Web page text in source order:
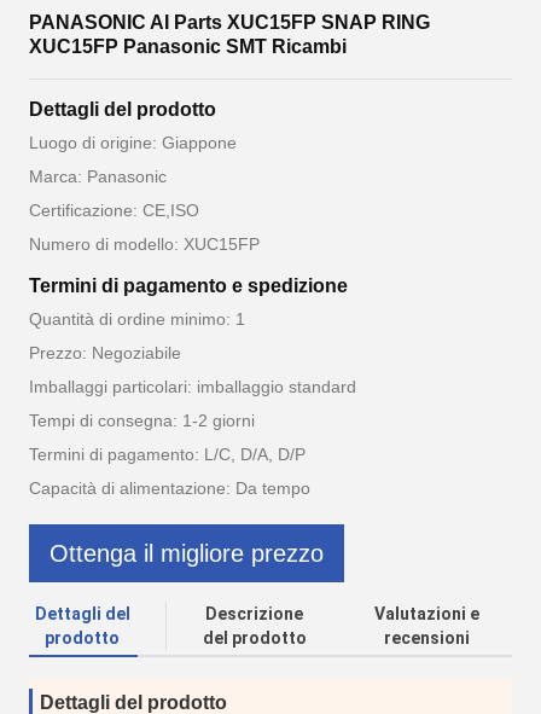
PANASONIC AI Parts XUC15FP SNAP RING
XUC15FP Panasonic SMT Ricambi
Dettagli del prodotto
Luogo di origine: Giappone
Marca: Panasonic
Certificazione: CE,ISO
Numero di modello: XUC15FP
Termini di pagamento e spedizione
Quantità di ordine minimo: 1
Prezzo: Negoziabile
Imballaggi particolari: imballaggio standard
Tempi di consegna: 1-2 giorni
Termini di pagamento: L/C, D/A, D/P
Capacità di alimentazione: Da tempo
Ottenga il migliore prezzo
Dettagli del
prodotto
Descrizione
del prodotto
Valutazioni e
recensioni
Dettagli del prodotto